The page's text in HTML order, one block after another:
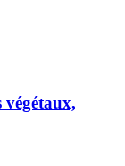
végétaux,